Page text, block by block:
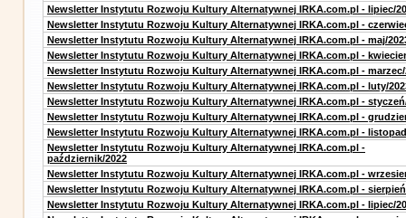
Newsletter Instytutu Rozwoju Kultury Alternatywnej IRKA.com.pl - lipiec/
Newsletter Instytutu Rozwoju Kultury Alternatywnej IRKA.com.pl -
Newsletter Instytutu Rozwoju Kultury Alternatywnej IRKA.com.pl - maj/
Newsletter Instytutu Rozwoju Kultury Alternatywnej IRKA.com.pl -
Newsletter Instytutu Rozwoju Kultury Alternatywnej IRKA.com.pl - marzec/
Newsletter Instytutu Rozwoju Kultury Alternatywnej IRKA.com.pl - luty/
Newsletter Instytutu Rozwoju Kultury Alternatywnej IRKA.com.pl -
Newsletter Instytutu Rozwoju Kultury Alternatywnej IRKA.com.pl -
Newsletter Instytutu Rozwoju Kultury Alternatywnej IRKA.com.pl -
Newsletter Instytutu Rozwoju Kultury Alternatywnej IRKA.com.pl -
październik/2022
Newsletter Instytutu Rozwoju Kultury Alternatywnej IRKA.com.pl -
Newsletter Instytutu Rozwoju Kultury Alternatywnej IRKA.com.pl -
Newsletter Instytutu Rozwoju Kultury Alternatywnej IRKA.com.pl - lipiec/